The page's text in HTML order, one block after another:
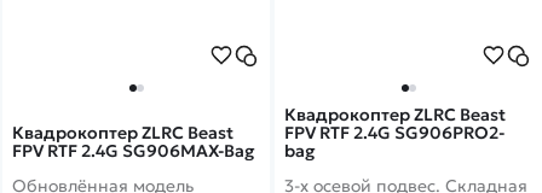
Квадрокоптер ZLRC Beast
FPV RTF 2.4G SG906MAX-Bag
Обновлённая модель
Квадрокоптер ZLRC Beast
FPV RTF 2.4G SG906PRO2-
bag
3-х осевой подвес. Складная